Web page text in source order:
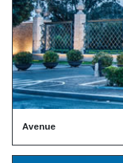
Avenue